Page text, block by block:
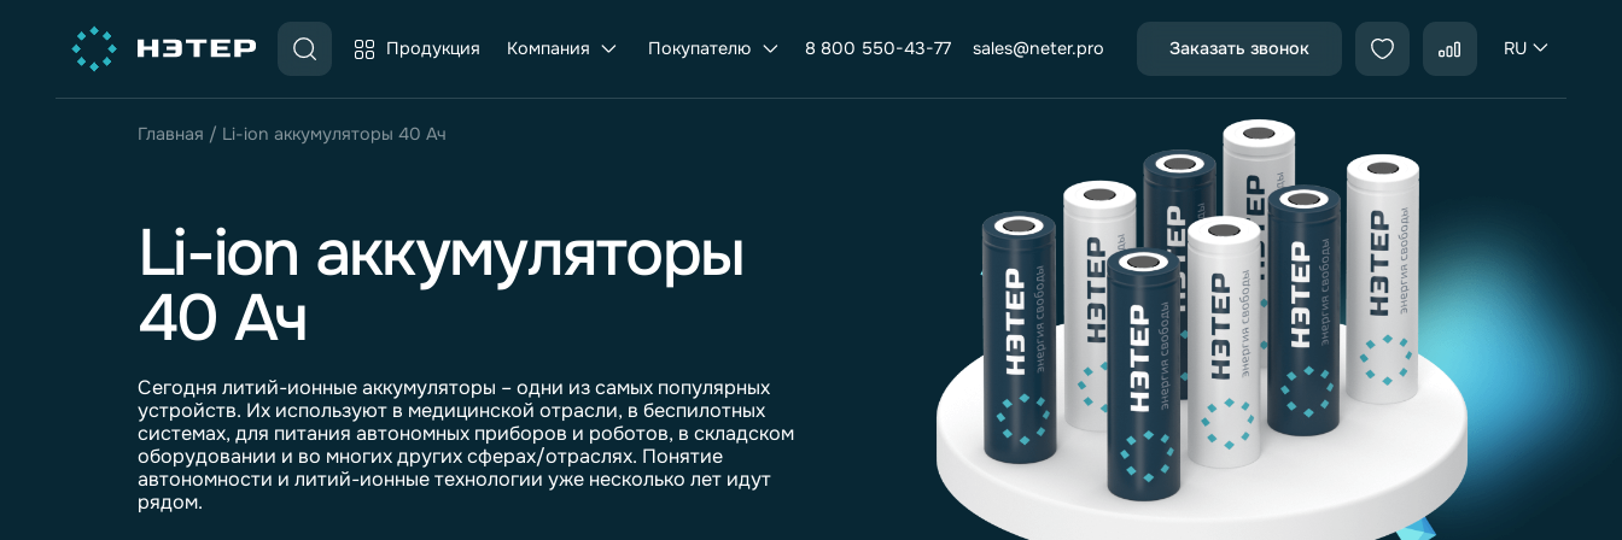
Продукция Компания Покупателю 8 800 550-43-77 sales@neter.pro Заказать звонок
Главная/Li-ion аккумуляторы 40 Ач
Li-ion аккумуляторы
40 Ач
Сегодня литий-ионныеаккумуляторы– одни из самых популярных
устройств. Их используют в медицинской отрасли, в беспилотных
системах, для питания автономных приборов и роботов, в складском
оборудовании и во многих других сферах/отраслях. Понятие